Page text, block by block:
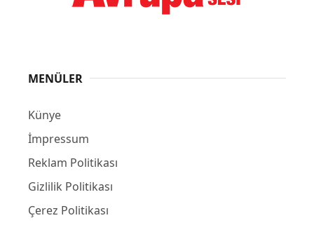
MENÜLER
Künye
İmpressum
Reklam Politikası
Gizlilik Politikası
Çerez Politikası